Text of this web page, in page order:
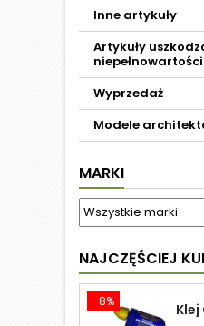
Inne artykuły
Artykuły
Wyprzedaż
Modele
MARKI
NAJCZĘŚCIEJ
-8%